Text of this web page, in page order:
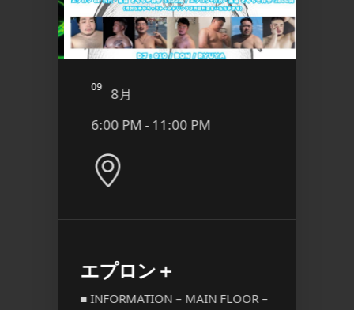
09
8月
6:00 PM - 11:00 PM
エプロン＋
■ INFORMATION – MAIN FLOOR –